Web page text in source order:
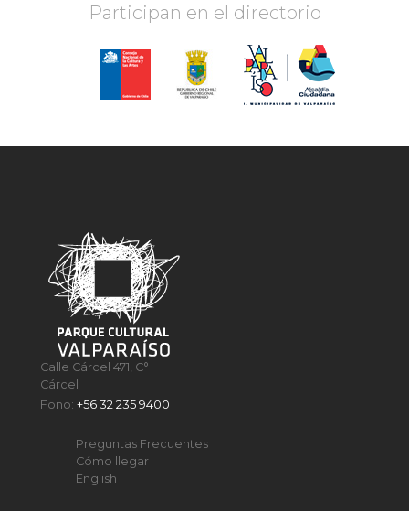
Participan en el directorio
Calle Cárcel 471, C°
Cárcel
Fono:+56 32 235 9400
Preguntas Frecuentes
Cómo llegar
English